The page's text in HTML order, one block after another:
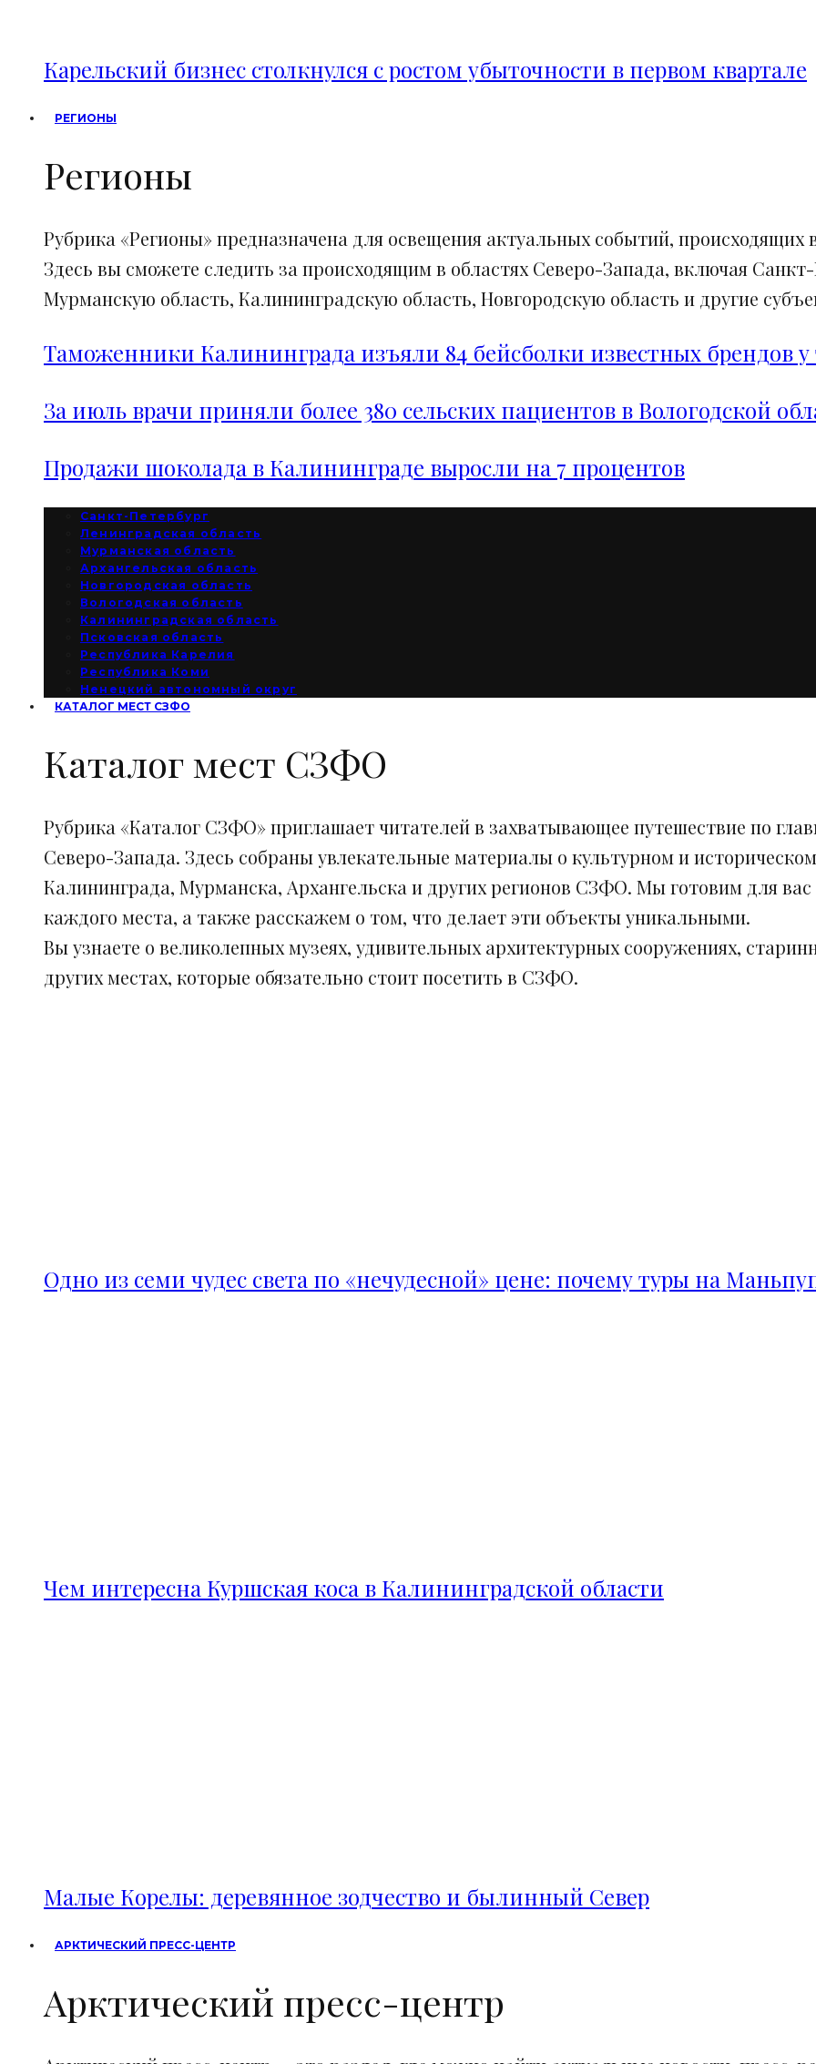
Карельский бизнес столкнулся с ростом убыточности в первом квартале
РЕГИОНЫ
Регионы
Рубрика «Регионы» предназначена для освещения актуальных событий, происходящих
Здесь вы сможете следить за происходящим в областях Северо-Запада, включая
Мурманскую область, Калининградскую область, Новгородскую область и другие
Таможенники Калининграда изъяли 84 бейсболки известных брендов у
За июль врачи приняли более 380 сельских пациентов в Вологодской
Продажи шоколада в Калининграде выросли на 7 процентов
Санкт-Петербург
Ленинградская область
Мурманская область
Архангельская область
Новгородская область
Вологодская область
Калининградская область
Псковская область
Республика Карелия
Республика Коми
Ненецкий автономный округ
КАТАЛОГ МЕСТ СЗФО
Каталог мест СЗФО
Рубрика «Каталог СЗФО» приглашает читателей в захватывающее путешествие по
Северо-Запада. Здесь собраны увлекательные материалы о культурном и
Калининграда, Мурманска, Архангельска и других регионов СЗФО. Мы готовим для
каждого места, а также расскажем о том, что делает эти объекты уникальными.
Вы узнаете о великолепных музеях, удивительных архитектурных сооружениях,
других местах, которые обязательно стоит посетить в СЗФО.
Одно из семи чудес света по «нечудесной» цене: почему туры на
Чем интересна Куршская коса в Калининградской области
Малые Корелы: деревянное зодчество и былинный Север
АРКТИЧЕСКИЙ ПРЕСС-ЦЕНТР
Арктический пресс-центр